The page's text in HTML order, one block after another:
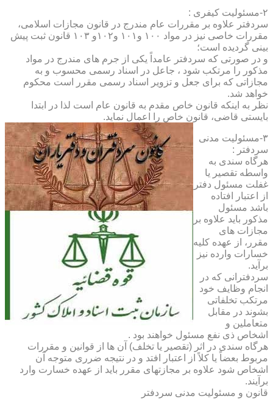
۲-مسئولیت کیفری :
سردفتر علاوه بر مقررات عام مندرج در قانون مجازات اسلامی،
مقررات خاصی نیز در مواد ۱۰۰ و۱۰۱ و۱۰۲و ۱۰۳ قانون ثبت پیش
بینی گردیده است؛
و در صورتی که سردفتر عامداً یکی از جرم های مندرج در مواد
مذکور را مرتکب شود ، جاعل در اسناد رسمی محسوب و به
مجازاتی که برای جعل و تزویر اسناد رسمی مقرر است محکوم
خواهد شد.
نظر به اینکه قانون خاص مقدم به قانون عام است لذا در ابتدا
بایستی قاضی، قانون خاص را اعمال نماید.
۳-مسئولیت مدنی
سردفتر :
هرگاه سندی به
واسطه تقصیر یا
غفلت مسئول دفتر
از اعتبار افتاده
باشد مسئول
مذکور باید علاوه بر
مجازات های
مقرر، از عهده کلیه
خسارات وارده نیز
برآید.
سردفترانی که در
انجام وظایف خود
مرتکب تخلفاتی
بشوند در مقابل
متعاملین و
اشخاص ذی نفع مسئول خواهند بود .
هرگاه سندی در اثر (تقصیر یا تخلف) آن ها از قوانین و مقررات
مربوط بعضاً یا کلاً از اعتبار افتد و در نتیجه ضرری متوجه آن
اشخاص شود علاوه بر مجازتهای مقرر باید از عهده خسارت وارد
برآیند.
قانون و مسئولیت مدنی سردفتر